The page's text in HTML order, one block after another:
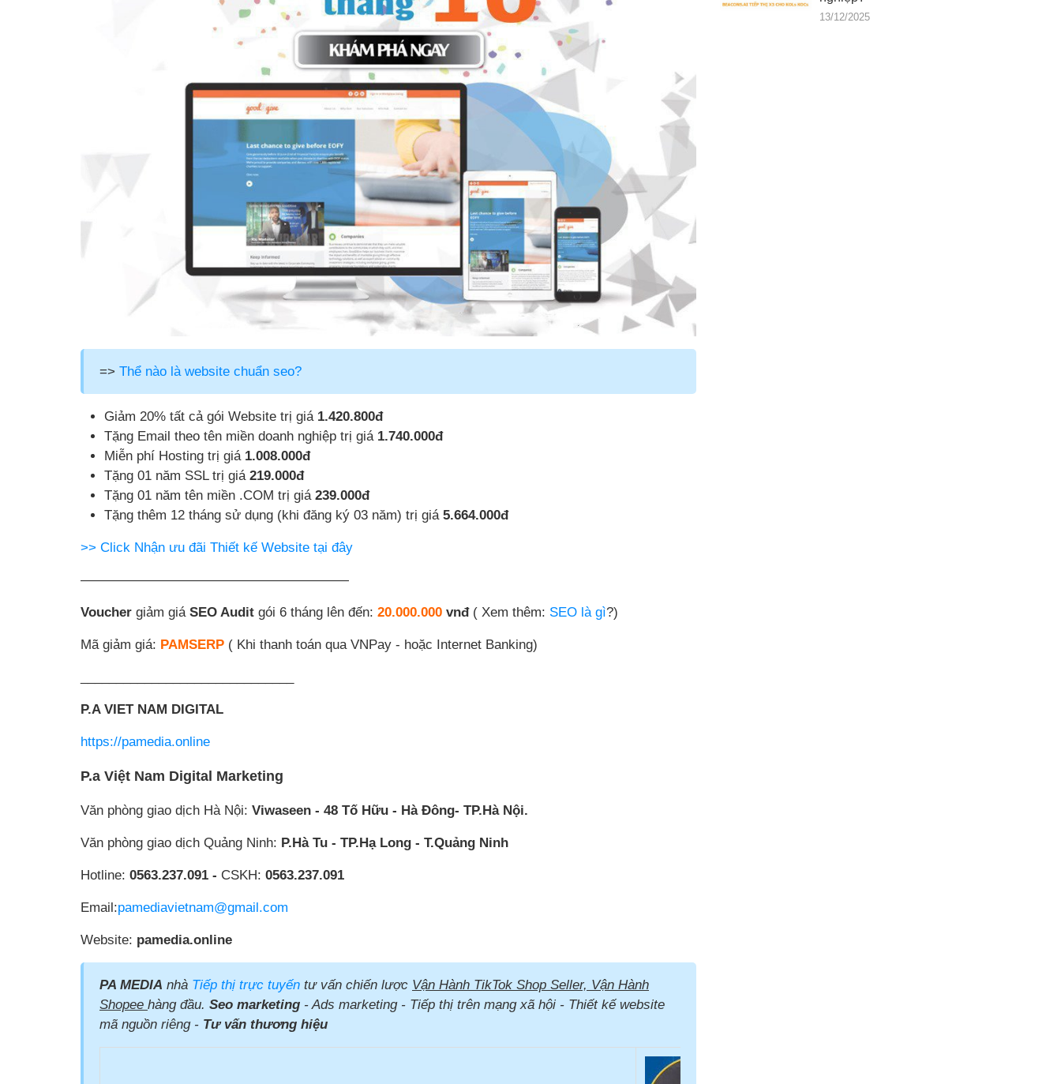
=> Thể nào là website chuẩn seo?
Giảm 20% tất cả gói Website trị giá 1.420.800đ
Tặng Email theo tên miền doanh nghiệp trị giá 1.740.000đ
Miễn phí Hosting trị giá 1.008.000đ
Tặng 01 năm SSL trị giá 219.000đ
Tặng 01 năm tên miền .COM trị giá 239.000đ
Tặng thêm 12 tháng sử dụng (khi đăng ký 03 năm) trị giá 5.664.000đ
>> Click Nhận ưu đãi Thiết kế Website tại đây
————————————————————
Voucher giảm giá SEO Audit gói 6 tháng lên đến: 20.000.000 vnđ ( Xem thêm: SEO là gì?)
Mã giảm giá: PAMSERP ( Khi thanh toán qua VNPay - hoặc Internet Banking)
P.A VIET NAM DIGITAL
https://pamedia.online
P.a Việt Nam Digital Marketing
Văn phòng giao dịch Hà Nội: Viwaseen - 48 Tố Hữu - Hà Đông- TP.Hà Nội.
Văn phòng giao dịch Quảng Ninh: P.Hà Tu - TP.Hạ Long - T.Quảng Ninh
Hotline: 0563.237.091 - CSKH: 0563.237.091
Email:pamediavietnam@gmail.com
Website: pamedia.online
PA MEDIA nhà Tiếp thị trực tuyến tư vấn chiến lược Vận Hành TikTok Shop Seller, Vận Hành
Shopee hàng đầu. Seo marketing - Ads marketing - Tiếp thị trên mạng xã hội - Thiết kế website
mã nguồn riêng - Tư vấn thương hiệu
13/12/2025